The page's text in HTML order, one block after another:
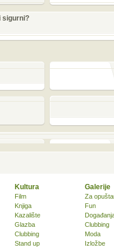
sigurni?
Kultura
Film
Knjiga
Kazalište
Glazba
Clubbing
Stand up
Galerije
Za
Fun
Clubbing
Moda
Izložbe